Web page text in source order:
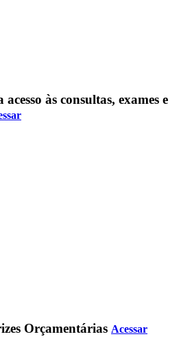
às consultas, exames e
Orçamentárias Acessar